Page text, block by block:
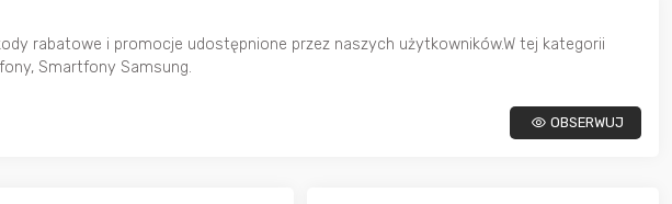
rabatowe i promocje udostępnione przez naszych użytkowników.W tej kategorii
Smartfony Samsung.
OBSERWUJ